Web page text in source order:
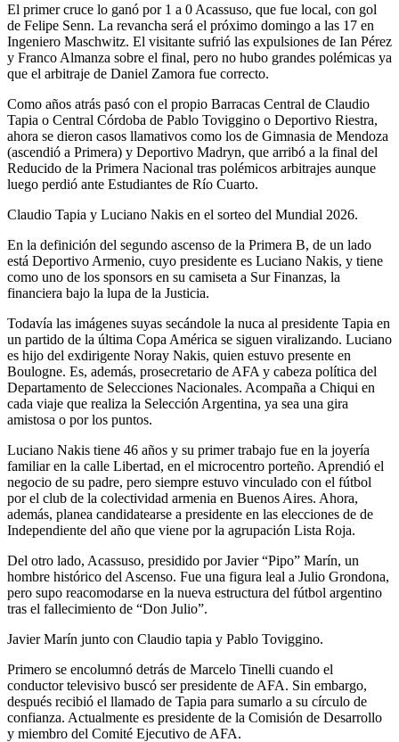
El primer cruce lo ganó por 1 a 0 Acassuso, que fue local, con gol
de Felipe Senn. La revancha será el próximo domingo a las 17 en
Ingeniero Maschwitz. El visitante sufrió las expulsiones de Ian Pérez
y Franco Almanza sobre el final, pero no hubo grandes polémicas ya
que el arbitraje de Daniel Zamora fue correcto.
Como años atrás pasó con el propio Barracas Central de Claudio
Tapia o Central Córdoba de Pablo Toviggino o Deportivo Riestra,
ahora se dieron casos llamativos como los de Gimnasia de Mendoza
(ascendió a Primera) y Deportivo Madryn, que arribó a la final del
Reducido de la Primera Nacional tras polémicos arbitrajes aunque
luego perdió ante Estudiantes de Río Cuarto.
Claudio Tapia y Luciano Nakis en el sorteo del Mundial 2026.
En la definición del segundo ascenso de la Primera B, de un lado
está Deportivo Armenio, cuyo presidente es Luciano Nakis, y tiene
como uno de los sponsors en su camiseta a Sur Finanzas, la
financiera bajo la lupa de la Justicia.
Todavía las imágenes suyas secándole la nuca al presidente Tapia en
un partido de la última Copa América se siguen viralizando. Luciano
es hijo del exdirigente Noray Nakis, quien estuvo presente en
Boulogne. Es, además, prosecretario de AFA y cabeza política del
Departamento de Selecciones Nacionales. Acompaña a Chiqui en
cada viaje que realiza la Selección Argentina, ya sea una gira
amistosa o por los puntos.
Luciano Nakis tiene 46 años y su primer trabajo fue en la joyería
familiar en la calle Libertad, en el microcentro porteño. Aprendió el
negocio de su padre, pero siempre estuvo vinculado con el fútbol
por el club de la colectividad armenia en Buenos Aires. Ahora,
además, planea candidatearse a presidente en las elecciones de de
Independiente del año que viene por la agrupación Lista Roja.
Del otro lado, Acassuso, presidido por Javier “Pipo” Marín, un
hombre histórico del Ascenso. Fue una figura leal a Julio Grondona,
pero supo reacomodarse en la nueva estructura del fútbol argentino
tras el fallecimiento de “Don Julio”.
Javier Marín junto con Claudio tapia y Pablo Toviggino.
Primero se encolumnó detrás de Marcelo Tinelli cuando el
conductor televisivo buscó ser presidente de AFA. Sin embargo,
después recibió el llamado de Tapia para sumarlo a su círculo de
confianza. Actualmente es presidente de la Comisión de Desarrollo
y miembro del Comité Ejecutivo de AFA.